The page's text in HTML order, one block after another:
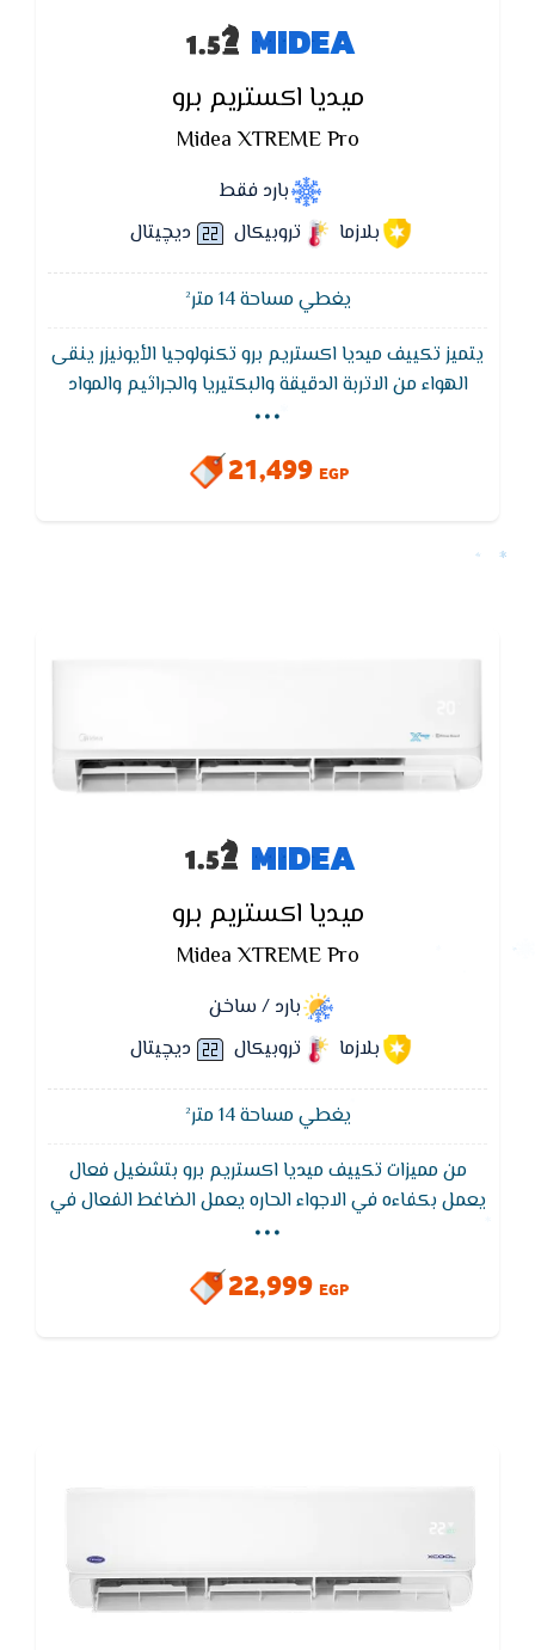
MIDEA
ميديا اكستريم برو
Midea XTREME Pro
بارد فقط
بلازما
تروبيكال ديچيتال
يغطي مساحة 14 متر²
يتميز تكييف ميديا اكستريم برو تكنولوجيا الأيونيزر ينقى
الهواء من الاتربة الدقيقة والبكتيريا والجراثيم والمواد
المسببة للحساسية. - يزيل دخان السجائر وأي أدخنة أخرى
والروائح الغير مستحبة. - يقضى على الملوثات العضوية
والكيميائية الضارة. - يخفف التعب والحساسية وآلالام
...
21,499 EGP
MIDEA
ميديا اكستريم برو
Midea XTREME Pro
بارد / ساخن
بلازما
تروبيكال ديچيتال
يغطي مساحة 14 متر²
من مميزات تكييف ميديا اكستريم برو بتشغيل فعال
يعمل بكفاءه في الاجواء الحاره يعمل الضاغط الفعال في
بكفاءه عاليه و استهلاك منخفض للكهرباء مما يؤدي الي
تبريد قوي حقيقي للمكان المكيف
...
22,999 EGP